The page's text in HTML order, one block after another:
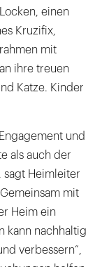
einen
Kruzifix,
mit
ihre treuen
Katze. Kinder
und
als auch der
sagt Heimleiter
mit
Heim ein
kann nachhaltig
verbessern“,